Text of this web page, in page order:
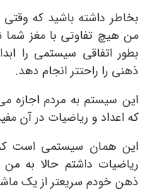
بخاطر داشته باشید که
من هیچ تفاوتی با مغز
بطور اتفاقی سیستمی را
ذهنی را راحتتر انجام دهد.
این سیستم به مردم اجازه
که اعداد و ریاضیات در آن
این همان سیستمی است
ریاضیات داشتم حالا به
ذهن خودم سریعتر از یک